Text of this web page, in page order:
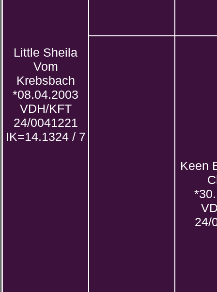
Little Sheila
Vom
Krebsbach
*08.04.2003
VDH/KFT
24/0041221
IK=14.1324 / 7
Keen
24/